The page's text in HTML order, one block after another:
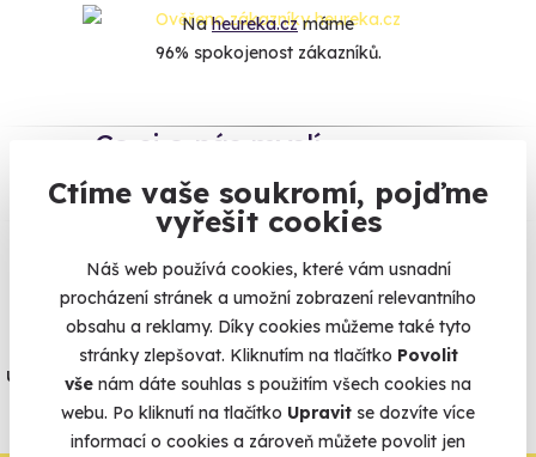
Ctíme vaše soukromí, pojďme
vyřešit cookies
Náš web používá cookies, které vám usnadní
procházení stránek a umožní zobrazení relevantního
obsahu a reklamy. Díky cookies můžeme také tyto
stránky zlepšovat. Kliknutím na tlačítko Povolit
vše nám dáte souhlas s použitím všech cookies na
webu. Po kliknutí na tlačítko Upravit se dozvíte více
informací o cookies a zároveň můžete povolit jen
Naheureka.czmáme
96% spokojenost zákazníků.
Co si o nás myslí
Zobraz ohlasy
Vše umíme pojistit
Jeden nikdy neví. Máme nejvyšší
úrazové pojištění z nabídky zážitkových
agentur.
Vše o pojištění